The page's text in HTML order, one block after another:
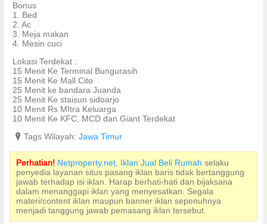
Bonus
1. Bed
2. Ac
3. Meja makan
4. Mesin cuci
Lokasi Terdekat :
15 Menit Ke Terminal Bungurasih
15 Menit Ke Mall Cito
25 Menit ke bandara Juanda
25 Menit Ke staisun sidoarjo
10 Menit Rs MItra Keluarga
10 Menit Ke KFC, MCD dan Giant Terdekat
? Tags Wilayah: Jawa Timur
Perhatian! Netproperty.net, Iklan Jual Beli Rumah selaku
penyedia layanan situs pasang iklan baris tidak bertanggung
jawab terhadap isi iklan. Harap berhati-hati dan bijaksana
dalam menanggapi iklan yang menyesatkan. Segala
materi/content iklan maupun banner iklan sepenuhnya
menjadi tanggung jawab pemasang iklan tersebut.